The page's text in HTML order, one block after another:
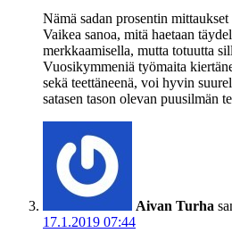
Nämä sadan prosentin
Vaikea sanoa, mitä haetaan
merkkaamisella, mutta totuutta
Vuosikymmeniä työmaita
sekä teettäneenä, voi hyvin
satasen tason olevan puusilmän
Aivan Turha
17.1.2019 07:44